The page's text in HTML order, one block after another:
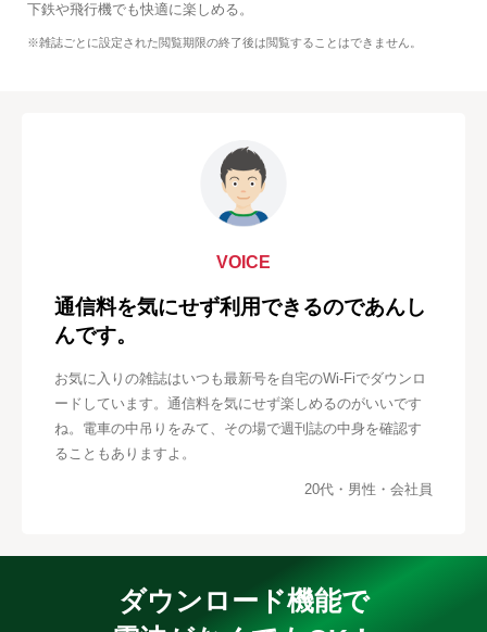
下鉄や飛行機でも快適に楽しめる。
※雑誌ごとに設定された閲覧期限の終了後は閲覧することはできません。
VOICE
通信料を気にせず利用できるのであんし
んです。
お気に入りの雑誌はいつも最新号を自宅のWi-Fiでダウンロ
ードしています。通信料を気にせず楽しめるのがいいです
ね。電車の中吊りをみて、その場で週刊誌の中身を確認す
ることもありますよ。
20代・男性・会社員
ダウンロード機能で